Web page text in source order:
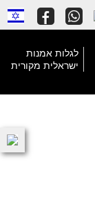
לגלות אמנות
ישראלית מקורית